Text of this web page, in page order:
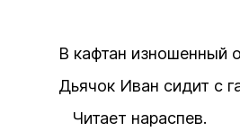
В кафтан изношенный
Дьячок Иван сидит с
Читает нараспев.